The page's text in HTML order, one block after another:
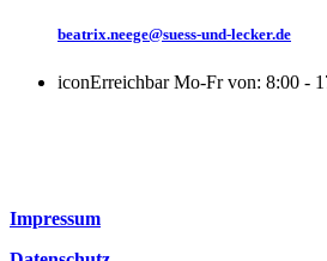
beatrix.neege@suess-und-lecker.de
iconErreichbar Mo-Fr von: 8:00 -
Impressum